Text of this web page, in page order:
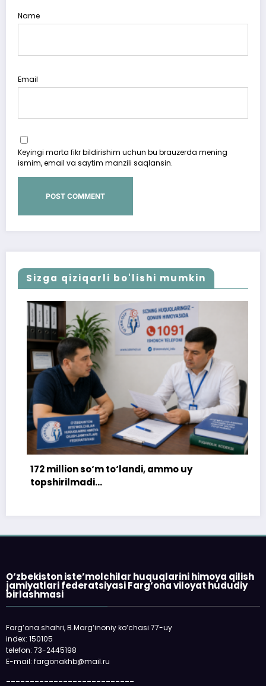
Name
Email
Keyingi marta fikr bildirishim uchun bu brauzerda mening
ismim, email va saytim manzili saqlansin.
Sizga qiziqarli bo'lishi mumkin
million so‘m to‘landi, ammo uy
O‘zbekiston iste’molchilar huquqlarini himoya qilish
birlashmasi
Farg‘ona shahri, B.Marg‘inoniy ko‘chasi 77-uy
index: 150105
telefon: 73-2445198